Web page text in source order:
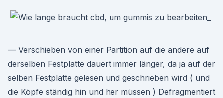
— Verschieben von einer Partition auf die andere auf
derselben Festplatte dauert immer länger, da ja auf der
selben Festplatte gelesen und geschrieben wird ( und
die Köpfe ständig hin und her müssen ) Defragmentiert